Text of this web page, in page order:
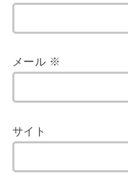
メール ※
サイト